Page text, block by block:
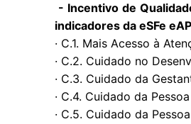
- Incentivo de
indicadores da eSFe
· C.1. Mais Acesso à
· C.2. Cuidado no
· C.3. Cuidado da
· C.4. Cuidado da
· C.5. Cuidado da